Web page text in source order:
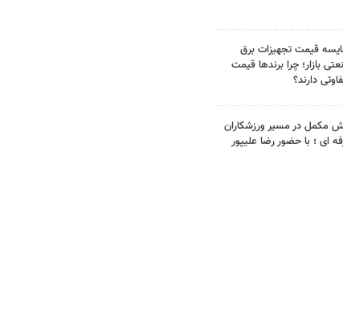
قیمت تجهیزات برق
بازار؛ چرا برندها قیمت
دارند؟
مکمل در مسیر ورزشکاران
ای ؛ با حضور رضا علیپور